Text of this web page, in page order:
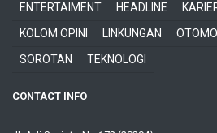
ENTERTAIMENT
HEADLINE
KOLOM OPINI
LINKUNGAN
SOROTAN
TEKNOLOGI
CONTACT INFO